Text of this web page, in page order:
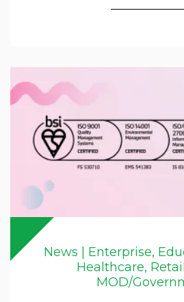
News | Enterprise,
Healthcare,
MOD/